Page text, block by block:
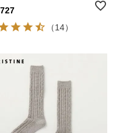
（14）